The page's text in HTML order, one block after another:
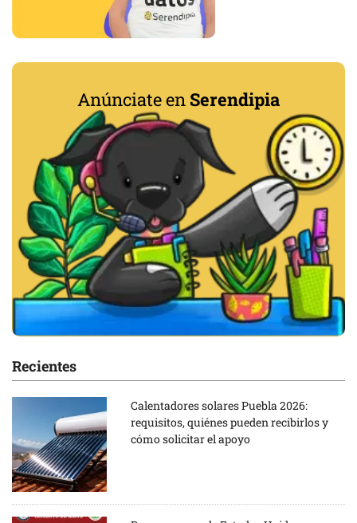
Anúnciate en Serendipia
Recientes
Calentadores solares Puebla 2026:
requisitos, quiénes pueden recibirlos y
cómo solicitar el apoyo